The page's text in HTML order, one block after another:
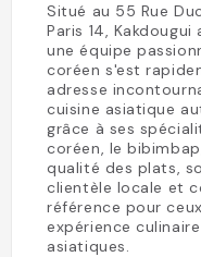
Situé au 55 Rue
Paris 14,
une équipe
coréen s'est
adresse
cuisine asiatique
grâce à ses
coréen, le
qualité des plats,
clientèle locale et
référence pour
expérience
asiatiques.